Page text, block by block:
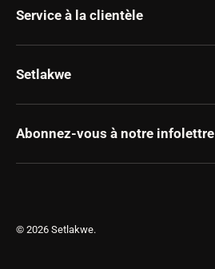
Service à la clientèle
Setlakwe
Abonnez-vous à notre infolettre
© 2026 Setlakwe.